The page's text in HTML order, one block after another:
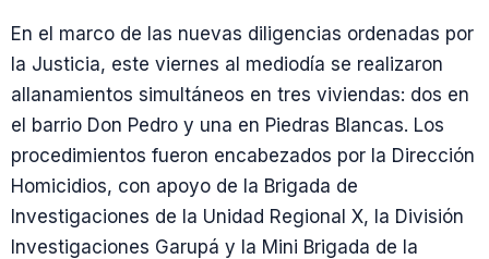
En el marco de las nuevas diligencias ordenadas por
la Justicia, este viernes al mediodía se realizaron
allanamientos simultáneos en tres viviendas: dos en
el barrio Don Pedro y una en Piedras Blancas. Los
procedimientos fueron encabezados por la Dirección
Homicidios, con apoyo de la Brigada de
Investigaciones de la Unidad Regional X, la División
Investigaciones Garupá y la Mini Brigada de la